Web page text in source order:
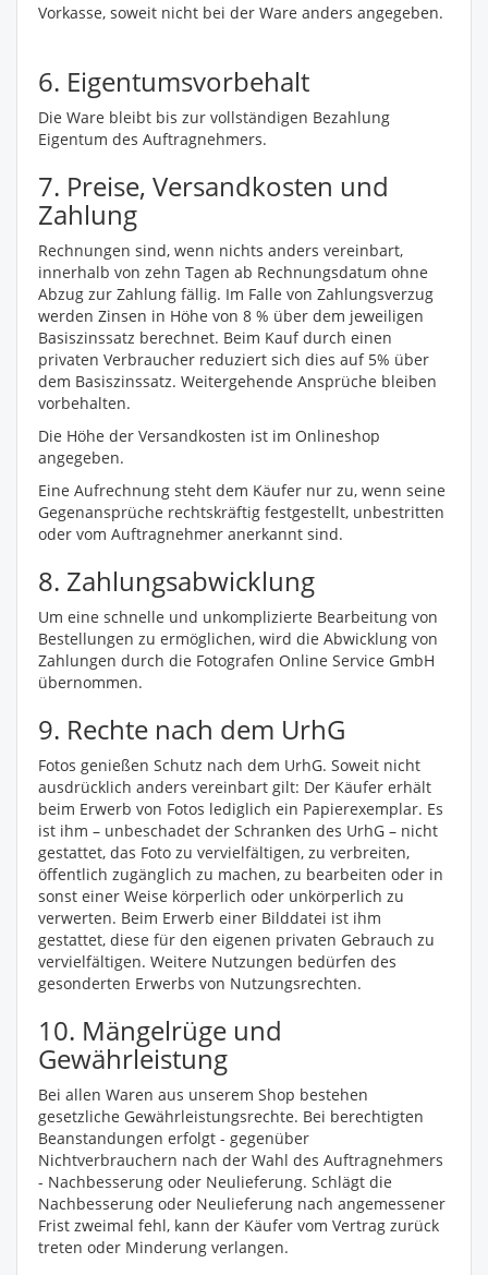
Vorkasse, soweit nicht bei der Ware anders angegeben.
6. Eigentumsvorbehalt
Die Ware bleibt bis zur vollständigen Bezahlung
Eigentum des Auftragnehmers.
7. Preise, Versandkosten und
Zahlung
Rechnungen sind, wenn nichts anders vereinbart,
innerhalb von zehn Tagen ab Rechnungsdatum ohne
Abzug zur Zahlung fällig. Im Falle von Zahlungsverzug
werden Zinsen in Höhe von 8 % über dem jeweiligen
Basiszinssatz berechnet. Beim Kauf durch einen
privaten Verbraucher reduziert sich dies auf 5% über
dem Basiszinssatz. Weitergehende Ansprüche bleiben
vorbehalten.
Die Höhe der Versandkosten ist im Onlineshop
angegeben.
Eine Aufrechnung steht dem Käufer nur zu, wenn seine
Gegenansprüche rechtskräftig festgestellt, unbestritten
oder vom Auftragnehmer anerkannt sind.
8. Zahlungsabwicklung
Um eine schnelle und unkomplizierte Bearbeitung von
Bestellungen zu ermöglichen, wird die Abwicklung von
Zahlungen durch die Fotografen Online Service GmbH
übernommen.
9. Rechte nach dem UrhG
Fotos genießen Schutz nach dem UrhG. Soweit nicht
ausdrücklich anders vereinbart gilt: Der Käufer erhält
beim Erwerb von Fotos lediglich ein Papierexemplar. Es
ist ihm – unbeschadet der Schranken des UrhG – nicht
gestattet, das Foto zu vervielfältigen, zu verbreiten,
öffentlich zugänglich zu machen, zu bearbeiten oder in
sonst einer Weise körperlich oder unkörperlich zu
verwerten. Beim Erwerb einer Bilddatei ist ihm
gestattet, diese für den eigenen privaten Gebrauch zu
vervielfältigen. Weitere Nutzungen bedürfen des
gesonderten Erwerbs von Nutzungsrechten.
10. Mängelrüge und
Gewährleistung
Bei allen Waren aus unserem Shop bestehen
gesetzliche Gewährleistungsrechte. Bei berechtigten
Beanstandungen erfolgt - gegenüber
Nichtverbrauchern nach der Wahl des Auftragnehmers
- Nachbesserung oder Neulieferung. Schlägt die
Nachbesserung oder Neulieferung nach angemessener
Frist zweimal fehl, kann der Käufer vom Vertrag zurück
treten oder Minderung verlangen.